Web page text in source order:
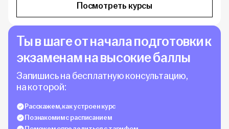
Посмотреть курсы
Ты в шаге от начала подготовки к
экзаменам на высокие баллы
Запишись на бесплатную консультацию,
на которой:
Расскажем, как устроен курс
Познакомим с расписанием